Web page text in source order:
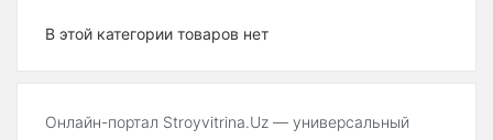
В этой категории товаров нет
Онлайн-портал Stroyvitrina.Uz — универсальный